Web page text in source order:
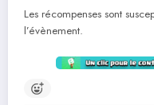
Les récompenses sont
l’évènement.